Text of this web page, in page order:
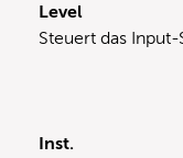
Level
Steuert das Input-
Inst.